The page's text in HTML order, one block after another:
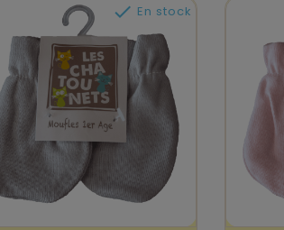
 En stock